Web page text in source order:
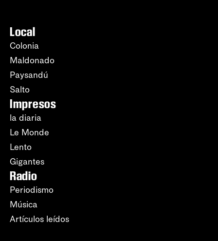
Local
Colonia
Maldonado
Paysandú
Salto
Impresos
la diaria
Le Monde
Lento
Gigantes
Radio
Periodismo
Música
Artículos leídos